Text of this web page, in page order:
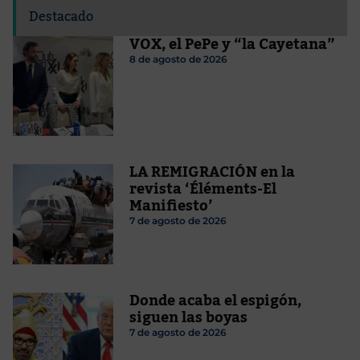
Destacado
VOX, el PePe y “la Cayetana”
8 de agosto de 2026
LA REMIGRACIÓN en la
revista ‘Éléments-El
Manifiesto’
7 de agosto de 2026
Donde acaba el espigón,
siguen las boyas
7 de agosto de 2026